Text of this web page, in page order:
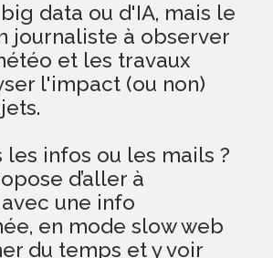
data ou d'IA, mais le
journaliste à observer
et les travaux
l'impact (ou non)
les infos ou les mails ?
d’aller à
avec une info
en mode slow web
du temps et y voir